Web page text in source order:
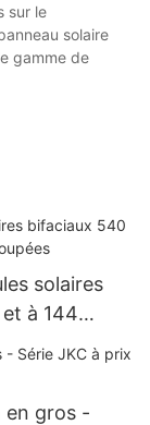
sur le
solaire
gamme de
solaires
à 144
en gros -